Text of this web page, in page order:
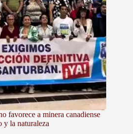
favorece a minera canadiense
y la naturaleza